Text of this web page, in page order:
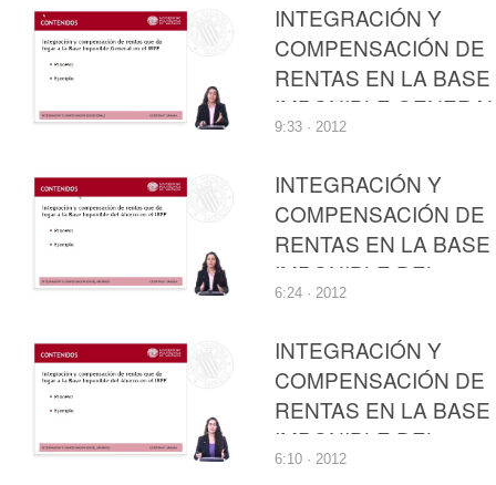
INTEGRACIÓN Y
COMPENSACIÓN DE
RENTAS EN LA BASE
IMPONIBLE
DEL IMPUESTO
LA RENTA DE LAS
PERSONAS FÍSICAS
9:33 · 2012
INTEGRACIÓN Y
COMPENSACIÓN DE
RENTAS EN LA BASE
IMPONIBLE DEL
AHORRO DEL
IMPUESTO SOBRE LA
RENTA DE LAS
PERSONAS FÍSICAS
6:24 · 2012
INTEGRACIÓN Y
COMPENSACIÓN DE
RENTAS EN LA BASE
IMPONIBLE DEL
AHORRO DEL
6:10 · 2012